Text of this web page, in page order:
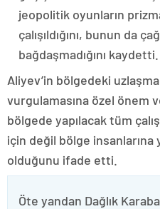
jeopolitik oyunların
çalışıldığını, bunun da
bağdaşmadığını kaydetti.
Aliyev’in bölgedeki
vurgulamasına özel önem
bölgede yapılacak tüm
için değil bölge
olduğunu ifade etti.
Öte yandan Dağlık